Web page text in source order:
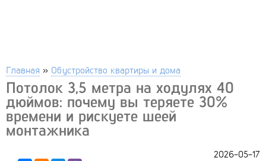
Главная » Обустройство квартиры и дома
Потолок 3,5 метра на ходулях 40
дюймов: почему вы теряете 30%
времени и рискуете шеей
монтажника
2026-05-17